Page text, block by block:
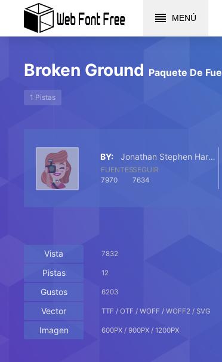
MENÚ
Broken Ground Paquete De
1 Pistas
BY: Jonathan Stephen Harris
FUENTES
7970
SEGUIR
7634
Vista 7832
Pistas 12
Gustos 6203
Vector TTF / OTF / WOFF / WOFF2 / SVG
Imagen 600PX / 900PX / 1200PX